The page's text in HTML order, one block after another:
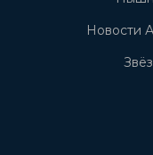
Новости